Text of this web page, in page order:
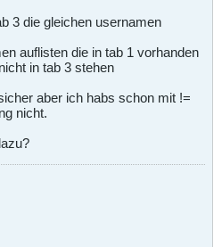
3 die gleichen usernamen
auflisten die in tab 1 vorhanden
in tab 3 stehen
aber ich habs schon mit !=
nicht.